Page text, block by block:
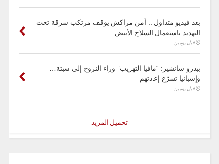
بعد فيديو متداول .. أمن مراكش يوقف مرتكب سرقة تحت
التهديد باستعمال السلاح الأبيض
قبل يومين
بيدرو سانشيز: “مافيا التهريب” وراء النزوح إلى سبتة…
وإسبانيا تسرّع إعادتهم
قبل يومين
تحميل المزيد